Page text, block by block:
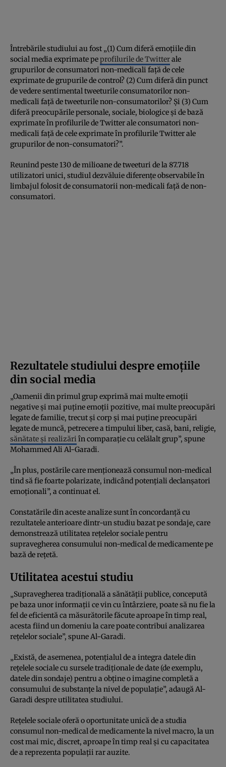
Întrebările studiului au fost „(1) Cum diferă emoțiile din
social media exprimate peprofilurile de Twitterale
grupurilor de consumatori non-medicali față de cele
exprimate de grupurile de control? (2) Cum diferă din punct
de vedere sentimental tweeturile consumatorilor non-
medicali față de tweeturile non-consumatorilor? Și (3) Cum
diferă preocupările personale, sociale, biologice și de bază
exprimate în profilurile de Twitter ale consumatori non-
medicali față de cele exprimate în profilurile Twitter ale
grupurilor de non-consumatori?”.
Reunind peste 130 de milioane de tweeturi de la 87.718
utilizatori unici, studiul dezvăluie diferențe observabile în
limbajul folosit de consumatorii non-medicali față de non-
consumatori.
Rezultatele studiului despre emoțiile
din social media
„Oamenii din primul grup exprimă mai multe emoții
negative și mai puține emoții pozitive, mai multe preocupări
legate de familie, trecut și corp și mai puține preocupări
legate de muncă, petrecere a timpului liber, casă, bani, religie,
sănătate și realizări în comparație cu celălalt grup”, spune
Mohammed Ali Al-Garadi.
„În plus, postările care menționează consumul non-medical
tind să fie foarte polarizate, indicând potențiali declanșatori
emoționali”, a continuat el.
Constatările din aceste analize sunt în concordanță cu
rezultatele anterioare dintr-un studiu bazat pe sondaje, care
demonstrează utilitatea rețelelor sociale pentru
supravegherea consumului non-medical de medicamente pe
bază de rețetă.
Utilitatea acestui studiu
„Supravegherea tradițională a sănătății publice, concepută
pe baza unor informații ce vin cu întârziere, poate să nu fie la
fel de eficientă ca măsurătorile făcute aproape în timp real,
acesta fiind un domeniu la care poate contribui analizarea
rețelelor sociale”, spune Al-Garadi.
„Există, de asemenea, potențialul de a integra datele din
rețelele sociale cu sursele tradiționale de date (de exemplu,
datele din sondaje) pentru a obține o imagine completă a
consumului de substanțe la nivel de populație”, adaugă Al-
Garadi despre utilitatea studiului.
Rețelele sociale oferă o oportunitate unică de a studia
consumul non-medical de medicamente la nivel macro, la un
cost mai mic, discret, aproape în timp real și cu capacitatea
de a reprezenta populații rar auzite.